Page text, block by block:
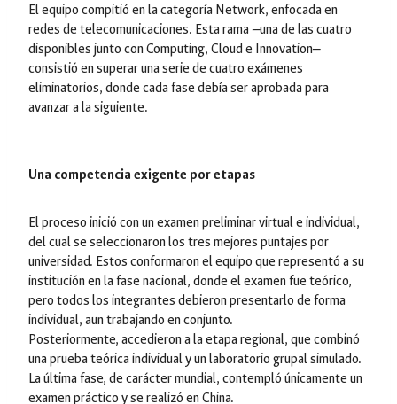
El equipo compitió en la categoría Network, enfocada en
redes de telecomunicaciones. Esta rama —una de las cuatro
disponibles junto con Computing, Cloud e Innovation—
consistió en superar una serie de cuatro exámenes
eliminatorios, donde cada fase debía ser aprobada para
avanzar a la siguiente.
Una competencia exigente por etapas
El proceso inició con un examen preliminar virtual e individual,
del cual se seleccionaron los tres mejores puntajes por
universidad. Estos conformaron el equipo que representó a su
institución en la fase nacional, donde el examen fue teórico,
pero todos los integrantes debieron presentarlo de forma
individual, aun trabajando en conjunto.
Posteriormente, accedieron a la etapa regional, que combinó
una prueba teórica individual y un laboratorio grupal simulado.
La última fase, de carácter mundial, contempló únicamente un
examen práctico y se realizó en China.